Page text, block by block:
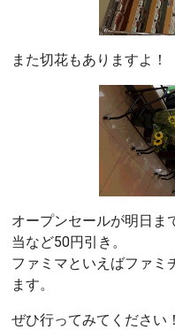
また切花もありますよ！
オープンセールが明日ま
当など50円引き。
ファミマといえばファミ
ます。
ぜひ行ってみてください！